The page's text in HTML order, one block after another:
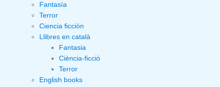
Fantasía
Terror
Ciencia ficción
Llibres en català
Fantasia
Ciència-ficció
Terror
English books